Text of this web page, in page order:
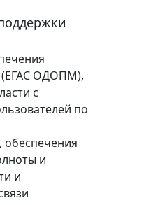
(ЕГАС ОДОПМ),
с
по
и
и